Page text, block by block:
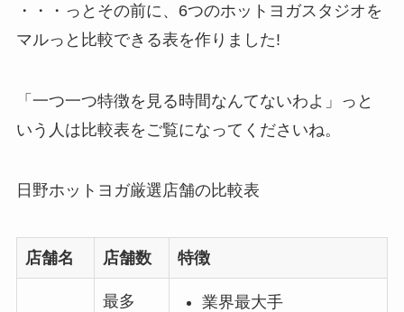
・・・っとその前に、6つのホットヨガスタジオを
マルっと比較できる表を作りました!
「一つ一つ特徴を見る時間なんてないわよ」っと
いう人は比較表をご覧になってくださいね。
日野ホットヨガ厳選店舗の比較表
店舗名 店舗数 特徴
最多
業界最大手